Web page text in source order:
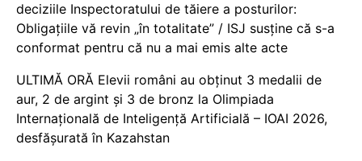
deciziile Inspectoratului de tăiere a posturilor:
Obligațiile vă revin „în totalitate” / ISJ susține că s-a
conformat pentru că nu a mai emis alte acte
ULTIMĂ ORĂ Elevii români au obținut 3 medalii de
aur, 2 de argint și 3 de bronz la Olimpiada
Internațională de Inteligență Artificială – IOAI 2026,
desfășurată în Kazahstan